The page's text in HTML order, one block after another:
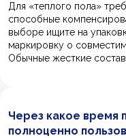
Для «теплого пола»
способные
выборе ищите на
маркировку о
Обычные жесткие
Через какое время
полноценно